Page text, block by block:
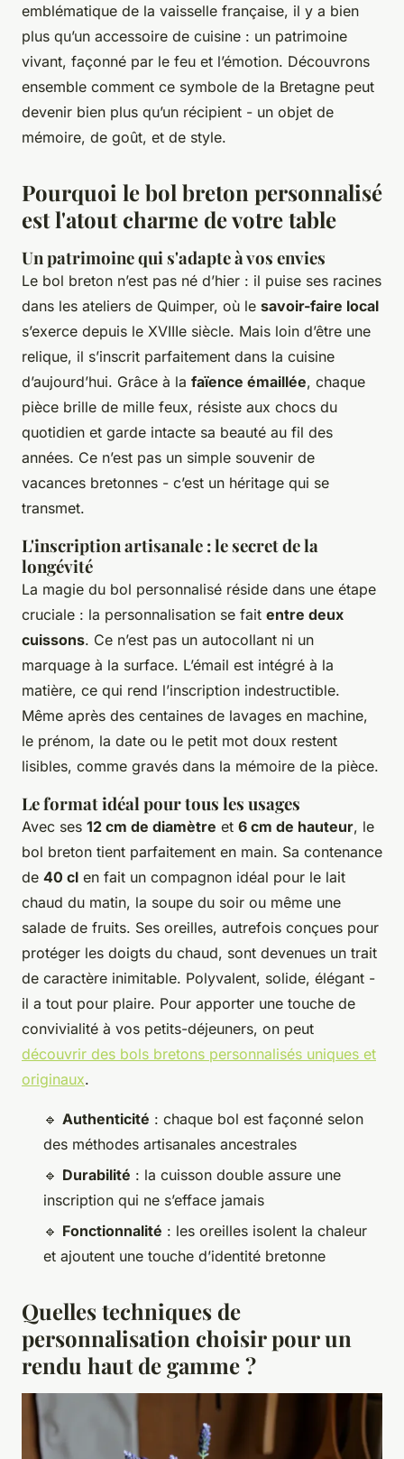
emblématique de la vaisselle française, il y a bien
plus qu’un accessoire de cuisine : un patrimoine
vivant, façonné par le feu et l’émotion. Découvrons
ensemble comment ce symbole de la Bretagne peut
devenir bien plus qu’un récipient - un objet de
mémoire, de goût, et de style.
Pourquoi le bol breton personnalisé
est l'atout charme de votre table
Un patrimoine qui s'adapte à vos envies
Le bol breton n’est pas né d’hier : il puise ses racines
dans les ateliers de Quimper, où le savoir-faire local
s’exerce depuis le XVIIIe siècle. Mais loin d’être une
relique, il s’inscrit parfaitement dans la cuisine
d’aujourd’hui. Grâce à la faïence émaillée, chaque
pièce brille de mille feux, résiste aux chocs du
quotidien et garde intacte sa beauté au fil des
années. Ce n’est pas un simple souvenir de
vacances bretonnes - c’est un héritage qui se
transmet.
L'inscription artisanale : le secret de la
longévité
La magie du bol personnalisé réside dans une étape
cruciale : la personnalisation se fait entre deux
cuissons. Ce n’est pas un autocollant ni un
marquage à la surface. L’émail est intégré à la
matière, ce qui rend l’inscription indestructible.
Même après des centaines de lavages en machine,
le prénom, la date ou le petit mot doux restent
lisibles, comme gravés dans la mémoire de la pièce.
Le format idéal pour tous les usages
Avec ses 12 cm de diamètre et 6 cm de hauteur, le
bol breton tient parfaitement en main. Sa contenance
de 40 cl en fait un compagnon idéal pour le lait
chaud du matin, la soupe du soir ou même une
salade de fruits. Ses oreilles, autrefois conçues pour
protéger les doigts du chaud, sont devenues un trait
de caractère inimitable. Polyvalent, solide, élégant -
il a tout pour plaire. Pour apporter une touche de
convivialité à vos petits-déjeuners, on peut
découvrir des bols bretons personnalisés uniques et
originaux.
🔹 Authenticité : chaque bol est façonné selon
des méthodes artisanales ancestrales
🔹 Durabilité : la cuisson double assure une
inscription qui ne s’efface jamais
🔹 Fonctionnalité : les oreilles isolent la chaleur
et ajoutent une touche d’identité bretonne
Quelles techniques de
personnalisation choisir pour un
rendu haut de gamme ?